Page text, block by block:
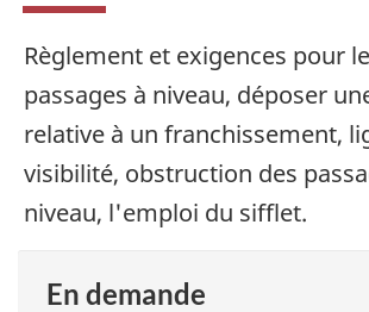
Règlement et exigences pour
passages à niveau, déposer
relative à un franchissement,
visibilité, obstruction des
niveau, l'emploi du sifflet.
En demande